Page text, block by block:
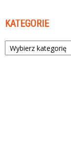
KATEGORIE
Kategorie